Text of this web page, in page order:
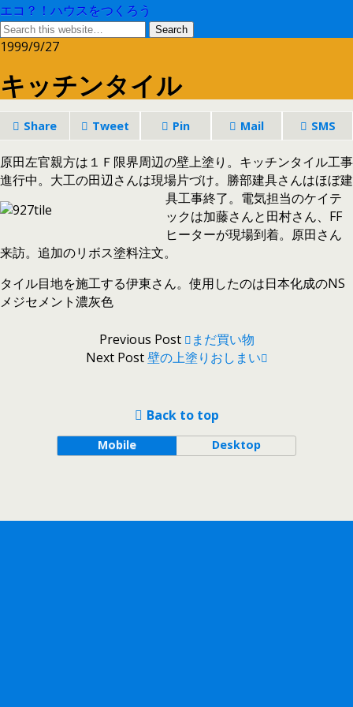
エコ？！ハウスをつくろう
1999/9/27
キッチンタイル
Share Tweet Pin Mail SMS
原田左官親方は１Ｆ限界周辺の壁上塗り。キッチンタイル工事
進行中。大工の田辺さんは現場片づけ。勝部建具さんはほぼ建
具工事終了。電気担当のケイテ
ックは加藤さんと田村さん、FF
ヒーターが現場到着。原田さん
来訪。追加のリボス塗料注文。
タイル目地を施工する伊東さん。使用したのは日本化成のNS
メジセメント濃灰色
Previous Post
まだ買い物
Next Post壁の上塗りおしまい
Back to top
Mobile Desktop